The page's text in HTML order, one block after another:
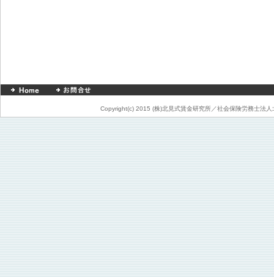
Copyright(c) 2015 (株)北見式賃金研究所／社会保険労務士法